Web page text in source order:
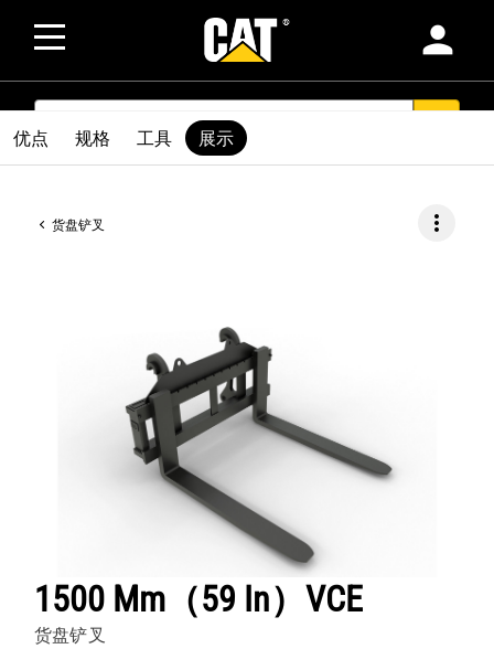
person
SEARCH
货盘铲叉 more_vert
1500 Mm（59 In）VCE
货盘铲叉
优点 规格 工具 展示